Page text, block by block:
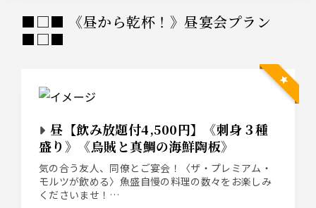
■□■ 《昼から乾杯！》昼宴会プラン
■□■
昼【飲み放題付4,500円】《刺身３種
盛り》《烏賊と真鯛の海鮮陶板》
気の合う友人、同僚とご宴会！〈ザ・プレミアム・
モルツが飲める〉魚盛自慢の料理の数々をお楽しみ
くださいませ！